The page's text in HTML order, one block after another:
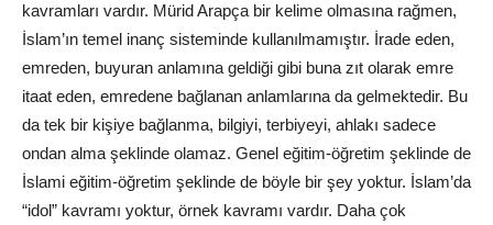
kavramları vardır. Mürid Arapça bir kelime olmasına rağmen,
İslam’ın temel inanç sisteminde kullanılmamıştır. İrade eden,
emreden, buyuran anlamına geldiği gibi buna zıt olarak emre
itaat eden, emredene bağlanan anlamlarına da gelmektedir. Bu
da tek bir kişiye bağlanma, bilgiyi, terbiyeyi, ahlakı sadece
ondan alma şeklinde olamaz. Genel eğitim-öğretim şeklinde de
İslami eğitim-öğretim şeklinde de böyle bir şey yoktur. İslam’da
“idol” kavramı yoktur, örnek kavramı vardır. Daha çok